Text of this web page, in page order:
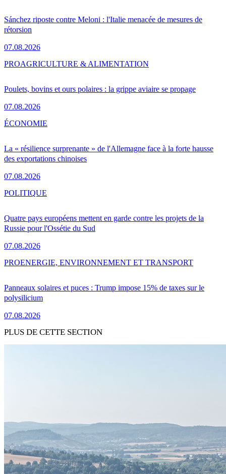
Sánchez riposte contre Meloni : l'Italie menacée de mesures de
rétorsion
07.08.2026
Poulets, bovins et ours polaires : la grippe aviaire se propage
07.08.2026
PROAGRICULTURE & ALIMENTATION
La « résilience surprenante » de l'Allemagne face à la forte hausse
des exportations chinoises
07.08.2026
ÉCONOMIE
Quatre pays européens mettent en garde contre les projets de la
Russie pour l'Ossétie du Sud
07.08.2026
POLITIQUE
Panneaux solaires et puces : Trump impose 15% de taxes sur le
polysilicium
07.08.2026
PROENERGIE, ENVIRONNEMENT ET TRANSPORT
PLUS DE CETTE SECTION